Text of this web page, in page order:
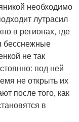
необходимо
лутрасил
в регионах, где
бесснежные
не так
под ней
не открыть их
после того, как
в